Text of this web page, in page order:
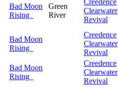
Bad Moon
Rising
Green
River
Creedence
Clearwater
Revival
Bad Moon
Rising
Creedence
Clearwater
Revival
Bad Moon
Rising
Creedence
Clearwater
Revival